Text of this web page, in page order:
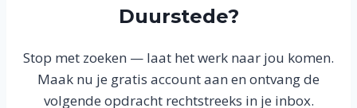
Duurstede?
Stop met zoeken — laat het werk naar jou komen.
Maak nu je gratis account aan en ontvang de
volgende opdracht rechtstreeks in je inbox.